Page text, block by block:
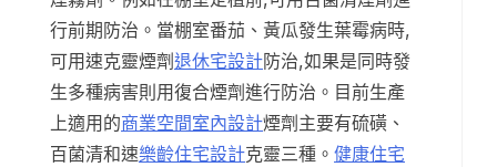
行前期防治。當棚室番茄、黃瓜發生葉霉病時,
可用速克靈煙劑退休宅設計防治,如果是同時發
生多種病害則用復合煙劑進行防治。目前生產
上適用的商業空間室內設計煙劑主要有硫磺、
百菌清和速樂齡住宅設計克靈三種。 健康住宅